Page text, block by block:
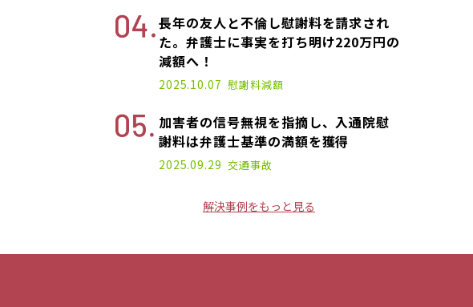
長年の友人と不倫し慰謝料を請求され
た。弁護士に事実を打ち明け220万円の
減額へ！
2025.10.07 慰謝料減額
加害者の信号無視を指摘し、入通院慰
謝料は弁護士基準の満額を獲得
2025.09.29 交通事故
解決事例をもっと見る